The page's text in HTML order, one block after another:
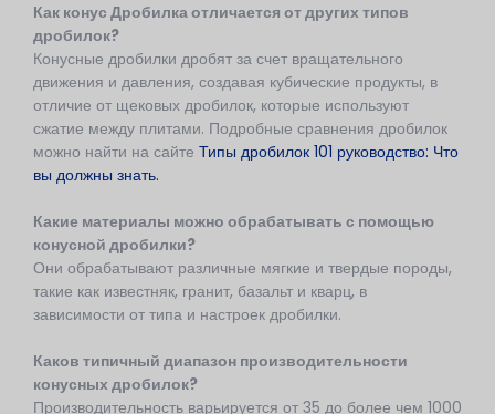
Как конус Дробилка отличается от других типов
дробилок?
Конусные дробилки дробят за счет вращательного
движения и давления, создавая кубические продукты, в
отличие от щековых дробилок, которые используют
сжатие между плитами. Подробные сравнения дробилок
можно найти на сайте Типы дробилок 101 руководство: Что
вы должны знать.
Какие материалы можно обрабатывать с помощью
конусной дробилки?
Они обрабатывают различные мягкие и твердые породы,
такие как известняк, гранит, базальт и кварц, в
зависимости от типа и настроек дробилки.
Каков типичный диапазон производительности
конусных дробилок?
Производительность варьируется от 35 до более чем 1000